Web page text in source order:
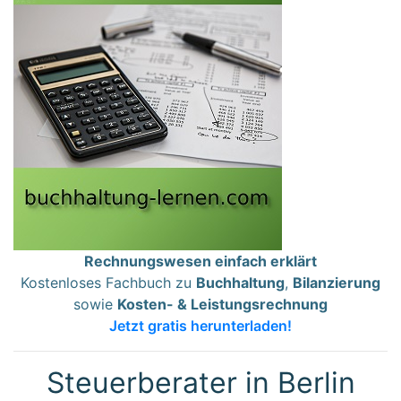
Rechnungswesen einfach erklärt
Kostenloses Fachbuch zu Buchhaltung, Bilanzierung
sowie Kosten- & Leistungsrechnung
Jetzt gratis herunterladen!
Steuerberater in Berlin